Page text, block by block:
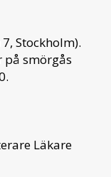
Stockholm).
på smörgås
Läkare